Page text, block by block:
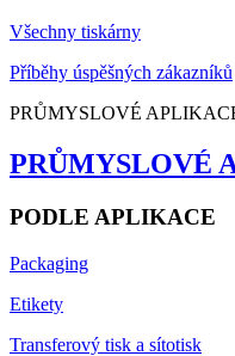
Všechny tiskárny
Příběhy úspěšných zákazníků
PRŮMYSLOVÉ
PRŮMYSLOVÉ
PODLE APLIKACE
Packaging
Etikety
Transferový tisk a sítotisk